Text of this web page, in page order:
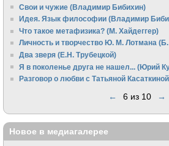
Свои и чужие (Владимир Бибихин)
Идея. Язык философии (Владимир
Что такое метафизика? (М. Хайдеггер)
Личность и творчество Ю. М. Лотмана
Два зверя (Е.Н. Трубецкой)
Я в поколенье друга не нашел... (Юрий
Разговор о любви с Татьяной Касаткиной
← 6 из 10 →
Новое в медиагалерее